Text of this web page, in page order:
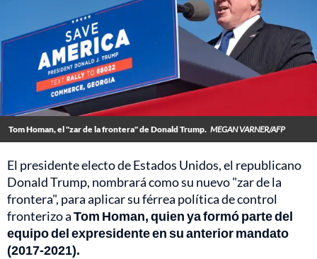
Tom Homan, el "zar de la frontera" de Donald Trump. MEGAN VARNER/AFP
El presidente electo de Estados Unidos, el republicano
Donald Trump, nombrará como su nuevo "zar de la
frontera", para aplicar su férrea política de control
fronterizo aTom Homan, quien ya formó parte del
equipo del expresidente en su anterior mandato
(2017-2021).